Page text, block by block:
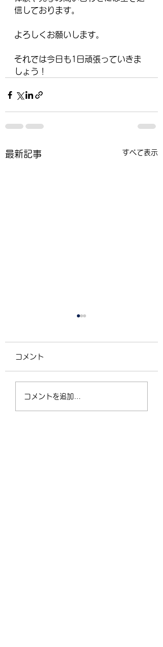
信しております。
よろしくお願いします。
それでは今日も1日頑張っていきま
しょう！
最新記事 すべて表示
4/2（木）18:30〜
21:00 フリークラス
コメント
コメントを追加…